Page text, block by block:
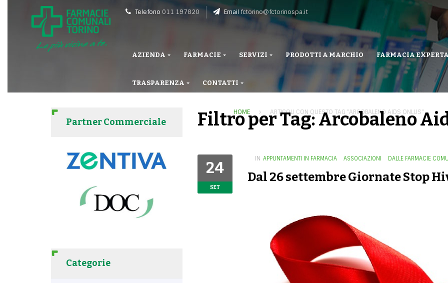
Telefono 011 197820 Email fctorino@fctorinospa.it
AZIENDA FARMACIE SERVIZI PRODOTTI A MARCHIO FARMACIA
TRASPARENZA CONTATTI
HOME ARTICOLI CON QUESTO TAG "ARCOBALENO AIDS ONLUS"
Partner Commerciale
Categorie
Filtro per Tag: Arcobaleno
24
SET
IN APPUNTAMENTI IN FARMACIA ASSOCIAZIONI DALLE FARMACIE
Dal 26 settembre Giornate Stop